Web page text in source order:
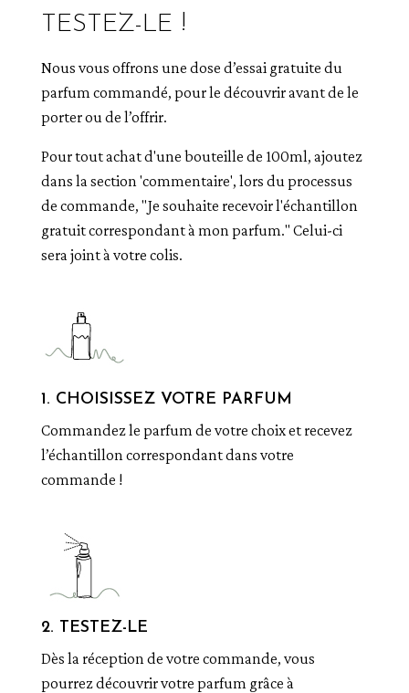
TESTEZ-LE !
Nous vous offrons une dose d’essai gratuite du
parfum commandé, pour le découvrir avant de le
porter ou de l’offrir.
Pour tout achat d'une bouteille de 100ml, ajoutez
dans la section 'commentaire', lors du processus
de commande, "Je souhaite recevoir l'échantillon
gratuit correspondant à mon parfum." Celui-ci
sera joint à votre colis.
1. CHOISISSEZ VOTRE PARFUM
Commandez le parfum de votre choix et recevez
l’échantillon correspondant dans votre
commande !
2. TESTEZ-LE
Dès la réception de votre commande, vous
pourrez découvrir votre parfum grâce à